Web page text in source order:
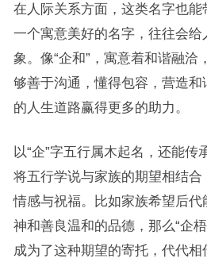
在人际关系方面，这类名字也
一个寓意美好的名字，往往会给
象。像“企和”，寓意着和谐融洽
够善于沟通，懂得包容，营造和
的人生道路赢得更多的助力。
以“企”字五行属木起名，还能传
将五行学说与家族的期望相结
情感与祝福。比如家族希望后
神和善良温和的品德，那么“企
成为了这种期望的寄托，代代